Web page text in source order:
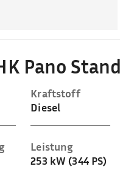
Pano
Kraftstoff
Diesel
Leistung
253 kW (344 PS)